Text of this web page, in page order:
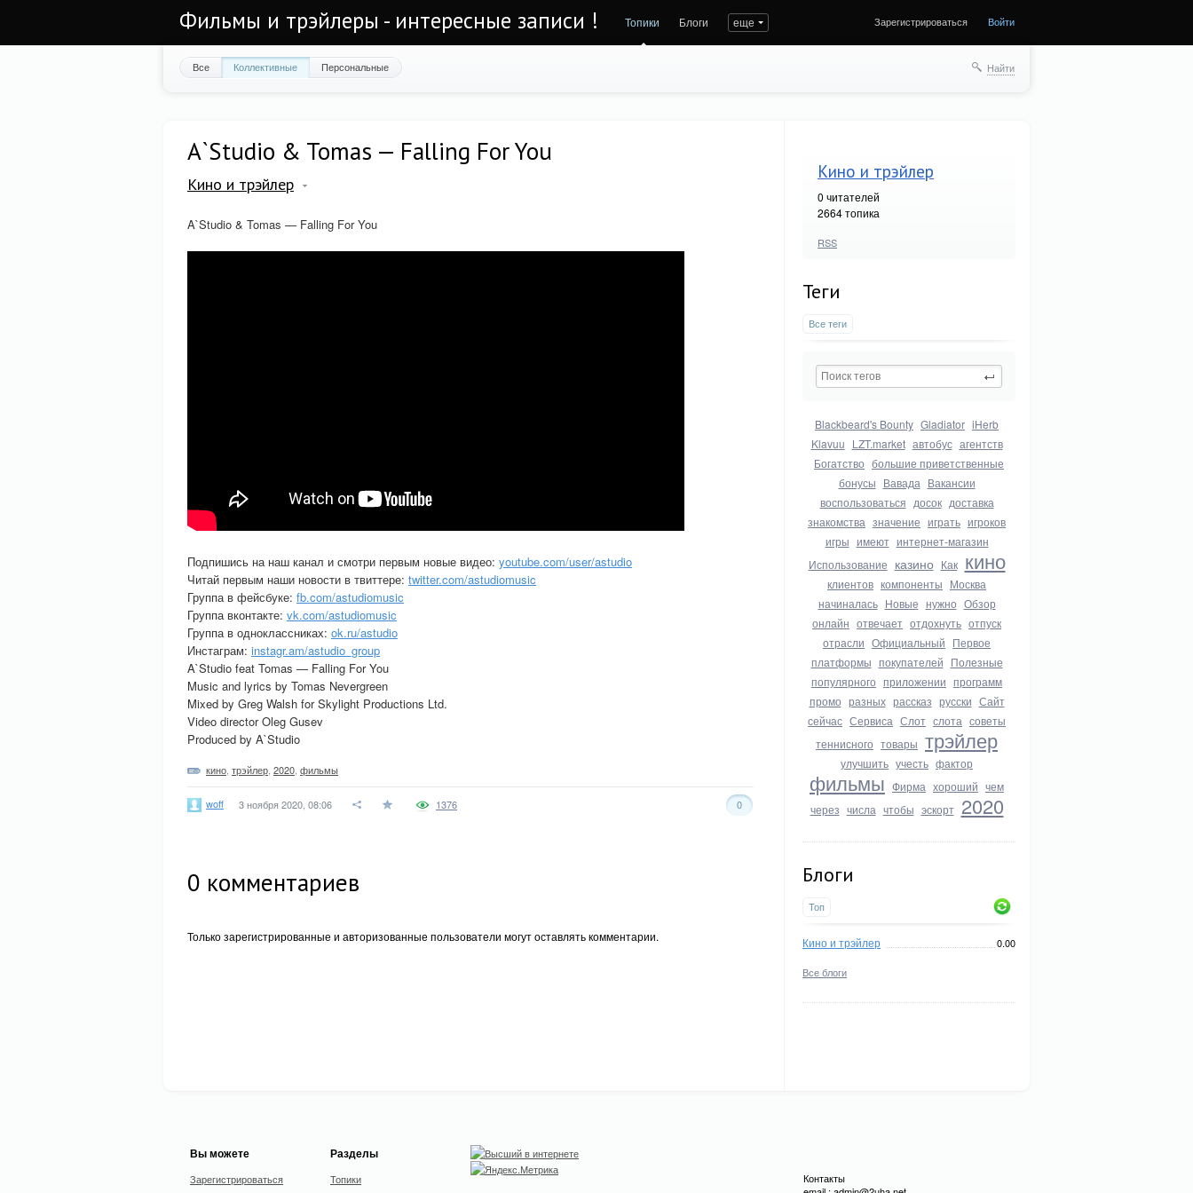
Фильмы и трэйлеры - интересные записи ! Топики Блоги еще Зарегистрироваться Войти
Все Коллективные Персональные Найти
Кино и трэйлер
0 читателей
2664 топика
RSS
Теги
Все теги
Blackbeard's Bounty Gladiator iHerb
Klavuu LZT.market автобус агентств
Богатство большие приветственные
бонусы Вавада Вакансии
воспользоваться досок доставка
знакомства значение играть игроков
игры имеют интернет-магазин
Использование казино Как кино
клиентов компоненты Москва
начиналась Новые нужно Обзор
онлайн отвечает отдохнуть отпуск
отрасли Официальный Первое
платформы покупателей Полезные
популярного приложении программ
промо разных рассказ русски Сайт
сейчас Сервиса Слот слота советы
теннисного товары трэйлер
улучшить учесть фактор
фильмы Фирма хороший чем
через числа чтобы эскорт 2020
Блоги
Топ
Кино и трэйлер 0.00
Все блоги
A`Studio & Tomas — Falling For You
Кино и трэйлер
A`Studio & Tomas — Falling For You
Подпишись на наш канал и смотри первым новые видео: youtube.com/user/astudio
Читай первым наши новости в твиттере: twitter.com/astudiomusic
Группа в фейсбуке: fb.com/astudiomusic
Группа вконтакте: vk.com/astudiomusic
Группа в одноклассниках: ok.ru/astudio
Инстаграм: instagr.am/astudio_group
A`Studio feat Tomas — Falling For You
Music and lyrics by Tomas Nevergreen
Mixed by Greg Walsh for Skylight Productions Ltd.
Video director Oleg Gusev
Produced by A`Studio
кино трэйлер 2020 фильмы
woff 3 ноября 2020, 08:06 0
1376
0 комментариев
Только зарегистрированные и авторизованные пользователи могут оставлять комментарии.
Вы можете
Зарегистрироваться
Разделы
Топики
Контакты